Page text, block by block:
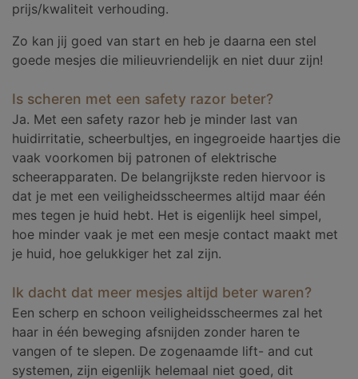
prijs/kwaliteit verhouding.
Zo kan jij goed van start en heb je daarna een stel
goede mesjes die milieuvriendelijk en niet duur zijn!
Is scheren met een safety razor beter?
Ja. Met een safety razor heb je minder last van
huidirritatie, scheerbultjes, en ingegroeide haartjes die
vaak voorkomen bij patronen of elektrische
scheerapparaten. De belangrijkste reden hiervoor is
dat je met een veiligheidsscheermes altijd maar één
mes tegen je huid hebt. Het is eigenlijk heel simpel,
hoe minder vaak je met een mesje contact maakt met
je huid, hoe gelukkiger het zal zijn.
Ik dacht dat meer mesjes altijd beter waren?
Een scherp en schoon veiligheidsscheermes zal het
haar in één beweging afsnijden zonder haren te
vangen of te slepen. De zogenaamde lift- and cut
systemen, zijn eigenlijk helemaal niet goed, dit